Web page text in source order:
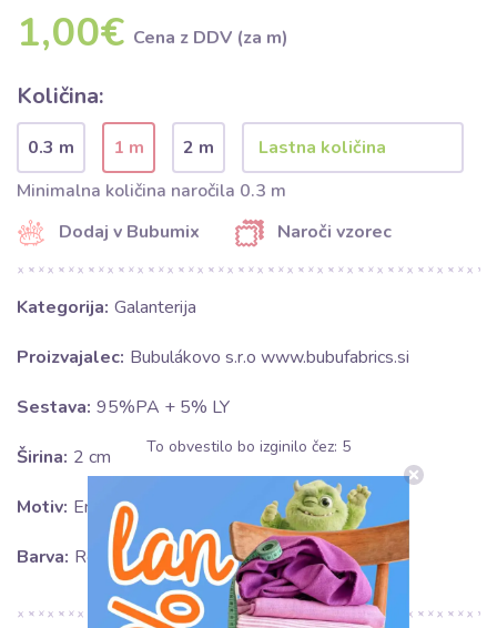
1,00€ Cena z DDV (za m)
Količina:
0.3 m 1 m
2 m
Minimalna količina naročila 0.3 m
Dodaj v Bubumix
Naroči vzorec
Kategorija: Galanterija
Proizvajalec: Bubulákovo s.r.o www.bubufabrics.si
Sestava: 95%PA + 5% LY
Širina: 2 cm
Motiv: Enobarvno
Barva: Rožnata
To obvestilo bo izginilo čez: 5